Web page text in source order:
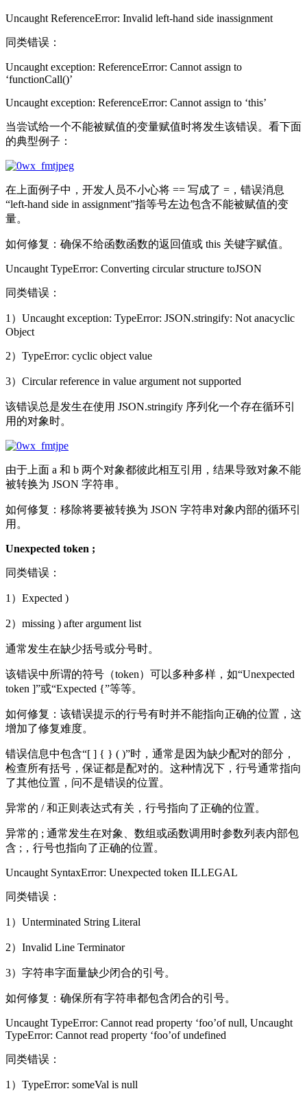
Uncaught ReferenceError: Invalid left-hand side inassignment
同类错误：
Uncaught exception: ReferenceError: Cannot assign to
‘functionCall()’
Uncaught exception: ReferenceError: Cannot assign to ‘this’
当尝试给一个不能被赋值的变量赋值时将发生该错误。看下面
的典型例子：
在上面例子中，开发人员不小心将 == 写成了 =，错误消息
“left-hand side in assignment”指等号左边包含不能被赋值的变
量。
如何修复：确保不给函数函数的返回值或 this 关键字赋值。
Uncaught TypeError: Converting circular structure toJSON
同类错误：
1）Uncaught exception: TypeError: JSON.stringify: Not anacyclic
Object
2）TypeError: cyclic object value
3）Circular reference in value argument not supported
该错误总是发生在使用 JSON.stringify 序列化一个存在循环引
用的对象时。
由于上面 a 和 b 两个对象都彼此相互引用，结果导致对象不能
被转换为 JSON 字符串。
如何修复：移除将要被转换为 JSON 字符串对象内部的循环引
用。
Unexpected token ;
同类错误：
1）Expected )
2）missing ) after argument list
通常发生在缺少括号或分号时。
该错误中所谓的符号（token）可以多种多样，如“Unexpected
token ]”或“Expected {”等等。
如何修复：该错误提示的行号有时并不能指向正确的位置，这
增加了修复难度。
错误信息中包含“[ ] { } ( )”时，通常是因为缺少配对的部分，
检查所有括号，保证都是配对的。这种情况下，行号通常指向
了其他位置，问不是错误的位置。
异常的 / 和正则表达式有关，行号指向了正确的位置。
异常的 ; 通常发生在对象、数组或函数调用时参数列表内部包
含 ;，行号也指向了正确的位置。
Uncaught SyntaxError: Unexpected token ILLEGAL
同类错误：
1）Unterminated String Literal
2）Invalid Line Terminator
3）字符串字面量缺少闭合的引号。
如何修复：确保所有字符串都包含闭合的引号。
Uncaught TypeError: Cannot read property ‘foo’of null, Uncaught
TypeError: Cannot read property ‘foo’of undefined
同类错误：
1）TypeError: someVal is null